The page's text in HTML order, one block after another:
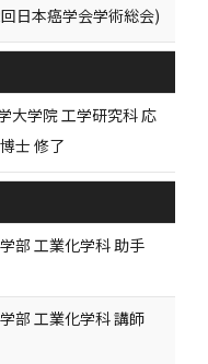
日本癌学会学術総会)
大学院 工学研究科 応
士 修了
部 工業化学科 助手
部 工業化学科 講師